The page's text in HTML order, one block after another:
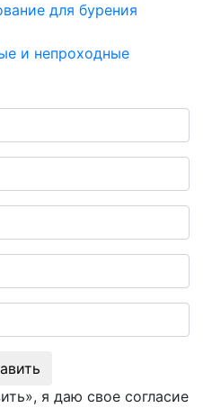
для бурения
и непроходные
я даю свое согласие